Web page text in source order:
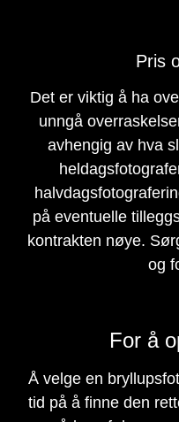
Pris
Det er viktig å ha
unngå
avhengig av hva
på eventuelle
kontrakten nøye.
og
For å
Å velge en
tid på å finne den